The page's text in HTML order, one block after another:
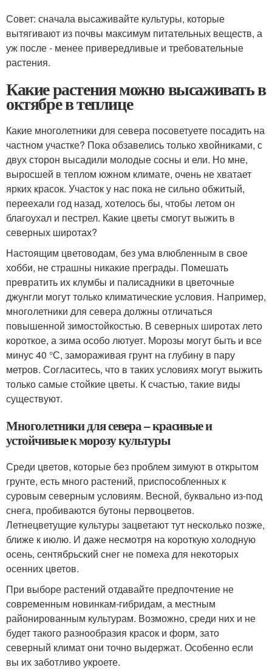
Совет: сначала высаживайте культуры, которые
вытягивают из почвы максимум питательных веществ, а
уж после - менее привередливые и требовательные
растения.
Какие растения можно высаживать в
октябре в теплице
Какие многолетники для севера посоветуете посадить на
частном участке? Пока обзавелись только хвойниками, с
двух сторон высадили молодые сосны и ели. Но мне,
выросшей в теплом южном климате, очень не хватает
ярких красок. Участок у нас пока не сильно обжитый,
переехали год назад, хотелось бы, чтобы летом он
благоухал и пестрел. Какие цветы смогут выжить в
северных широтах?
Настоящим цветоводам, без ума влюбленным в свое
хобби, не страшны никакие преграды. Помешать
превратить их клумбы и палисадники в цветочные
джунгли могут только климатические условия. Например,
многолетники для севера должны отличаться
повышенной зимостойкостью. В северных широтах лето
короткое, а зима особо лютует. Морозы могут быть и все
минус 40 °С, замораживая грунт на глубину в пару
метров. Согласитесь, что в таких условиях могут выжить
только самые стойкие цветы. К счастью, такие виды
существуют.
Многолетники для севера – красивые и
устойчивые к морозу культуры
Среди цветов, которые без проблем зимуют в открытом
грунте, есть много растений, приспособленных к
суровым северным условиям. Весной, буквально из-под
снега, пробиваются бутоны первоцветов.
Летнецветущие культуры зацветают тут несколько позже,
ближе к июлю. И даже несмотря на короткую холодную
осень, сентябрьский снег не помеха для некоторых
осенних цветов.
При выборе растений отдавайте предпочтение не
современным новинкам-гибридам, а местным
районированным культурам. Возможно, среди них и не
будет такого разнообразия красок и форм, зато
северный климат они точно выдержат. Особенно если
вы их заботливо укроете.